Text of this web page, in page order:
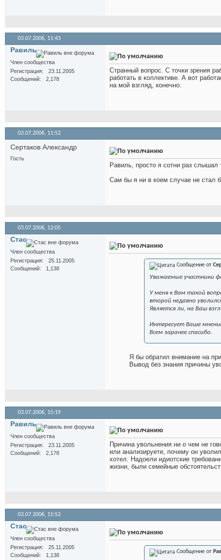
03.07.2006, 11:43
Равиль
Член сообщества
Регистрация
23.11.2005
Сообщений
2,178
Странный вопрос. С точки зрения
работать в коллективе. А вот
на мой взгляд, конечно.
03.07.2006, 11:52
Сертаков Александр
Гость
Равиль, просто я сотни раз
Сам бы я ни в коем случае не стал
03.07.2006, 12:05
Стас
Член сообщества
Регистрация
25.11.2005
Сообщений
1,138
Сообщение от
Уважаемые участники
У меня к Вам такой
второй недавно
Является ли, на Ваш
Интересует Ваше
Всем заранее спасибо.
Я бы обратил внимание на
Вывод без знания причины
03.07.2006, 15:19
Равиль
Член сообщества
Регистрация
23.11.2005
Сообщений
2,178
Причина увольнения ни о чем не
или анализируете, почему он
хотел. Надоели идиотские
жизни, были семейные
03.07.2006, 15:52
Стас
Член сообщества
Регистрация
25.11.2005
Сообщений
1,138
Сообщение от